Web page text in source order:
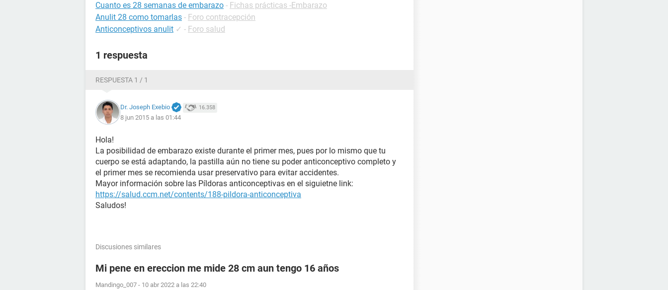
Cuanto es 28 semanas de embarazo - Fichas prácticas -Embarazo
Anulit 28 como tomarlas - Foro contracepción
Anticonceptivos anulit ✓ - Foro salud
1 respuesta
RESPUESTA 1 / 1
Dr. Joseph Exebio 16.358
8 jun 2015 a las 01:44
Hola!
La posibilidad de embarazo existe durante el primer mes, pues por lo mismo que tu
cuerpo se está adaptando, la pastilla aún no tiene su poder anticonceptivo completo y
el primer mes se recomienda usar preservativo para evitar accidentes.
Mayor información sobre las Píldoras anticonceptivas en el siguietne link:
https://salud.ccm.net/contents/188-pildora-anticonceptiva
Saludos!
Discusiones similares
Mi pene en ereccion me mide 28 cm aun tengo 16 años
Mandingo_007 - 10 abr 2022 a las 22:40